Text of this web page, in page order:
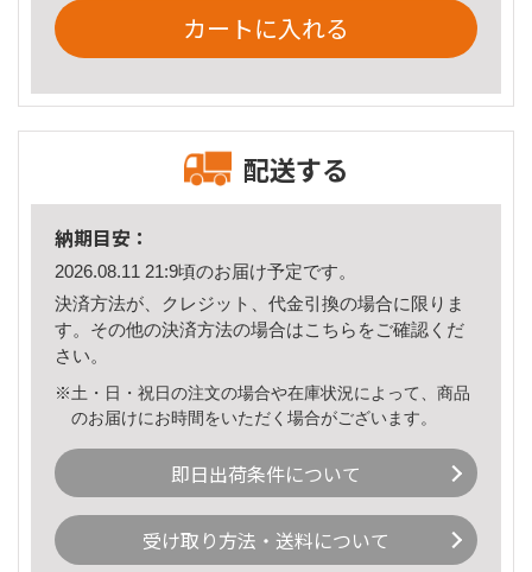
カートに入れる
配送する
納期目安：
2026.08.11 21:9頃のお届け予定です。
決済方法が、クレジット、代金引換の場合に限りま
す。その他の決済方法の場合はこちら をご確認くだ
さい。
※土・日・祝日の注文の場合や在庫状況によって、商品
のお届けにお時間をいただく場合がございます。
即日出荷条件について
受け取り方法・送料について